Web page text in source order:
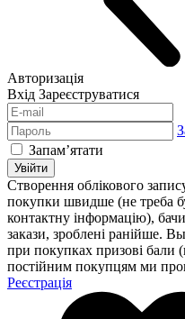
Авторизація
Вхід Зареєструватися
Запам’ятати
Увійти
Створення облікового
покупки швидше (не треба
контактну інформацію),
закази, зроблені ранійше.
при покупках призові
постійним покупцям ми
Реєстрація